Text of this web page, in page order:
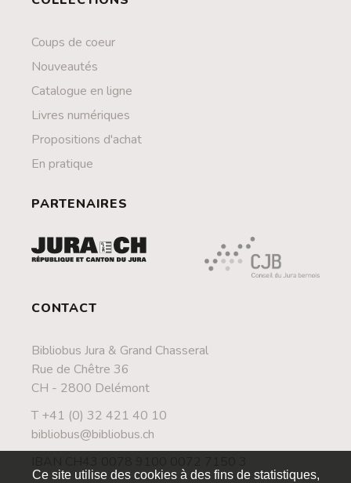
Coups de coeur
Nouveautés
Catalogue en ligne
Livres numériques
Propositions d'achat
En pratique
PARTENAIRES
CONTACT
Bibliobus Jura & Grand Chasseral
Rue de Chêtre 36
CH - 2800 Delémont
T +41 (0) 32 421 40 10
bibliobus@bibliobus.ch
Ce site utilise des cookies à des fins de statistiques,